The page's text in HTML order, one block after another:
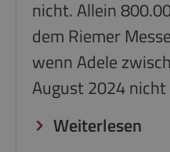
nicht. Allein
dem Riemer
wenn Adele
August 2024
Weiterlesen